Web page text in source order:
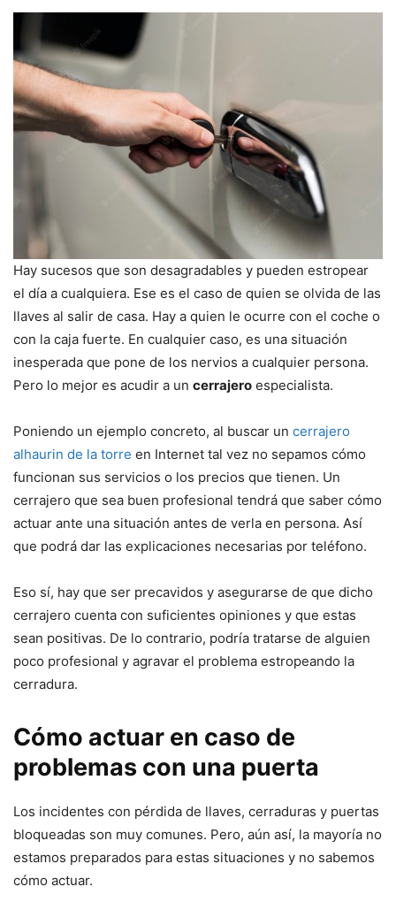
Hay sucesos que son desagradables y pueden estropear
el día a cualquiera. Ese es el caso de quien se olvida de las
llaves al salir de casa. Hay a quien le ocurre con el coche o
con la caja fuerte. En cualquier caso, es una situación
inesperada que pone de los nervios a cualquier persona.
Pero lo mejor es acudir a un cerrajero especialista.
Poniendo un ejemplo concreto, al buscar un cerrajero
alhaurin de la torre en Internet tal vez no sepamos cómo
funcionan sus servicios o los precios que tienen. Un
cerrajero que sea buen profesional tendrá que saber cómo
actuar ante una situación antes de verla en persona. Así
que podrá dar las explicaciones necesarias por teléfono.
Eso sí, hay que ser precavidos y asegurarse de que dicho
cerrajero cuenta con suficientes opiniones y que estas
sean positivas. De lo contrario, podría tratarse de alguien
poco profesional y agravar el problema estropeando la
cerradura.
Cómo actuar en caso de
problemas con una puerta
Los incidentes con pérdida de llaves, cerraduras y puertas
bloqueadas son muy comunes. Pero, aún así, la mayoría no
estamos preparados para estas situaciones y no sabemos
cómo actuar.